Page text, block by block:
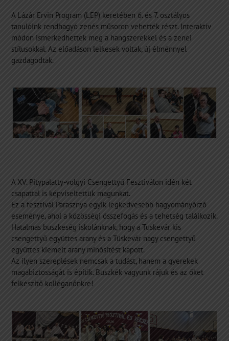
A Lázár Ervin Program (LEP) keretében 6. és 7. osztályos
tanulóink rendhagyó zenés műsoron vehették részt. Interaktív
módon ismerkedhettek meg a hangszerekkel és a zenei
stílusokkal. Az előadáson lelkesek voltak, új élménnyel
gazdagodtak.
A XV. Pitypalatty-völgyi Csengettyű Fesztiválon idén két
csapattal is képviseltettük magunkat.
Ez a fesztivál Parasznya egyik legkedvesebb hagyományőrző
eseménye, ahol a közösségi összefogás és a tehetség találkozik.
Hatalmas büszkeség iskolánknak, hogy a Tüskevár kis
csengettyű együttes arany és a Tüskevár nagy csengettyű
együttes kiemelt arany minősítést kapott.
Az ilyen szereplések nemcsak a tudást, hanem a gyerekek
magabiztosságát is építik. Büszkék vagyunk rájuk és az őket
felkészítő kolléganőnkre!